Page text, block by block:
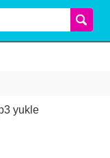
yukle